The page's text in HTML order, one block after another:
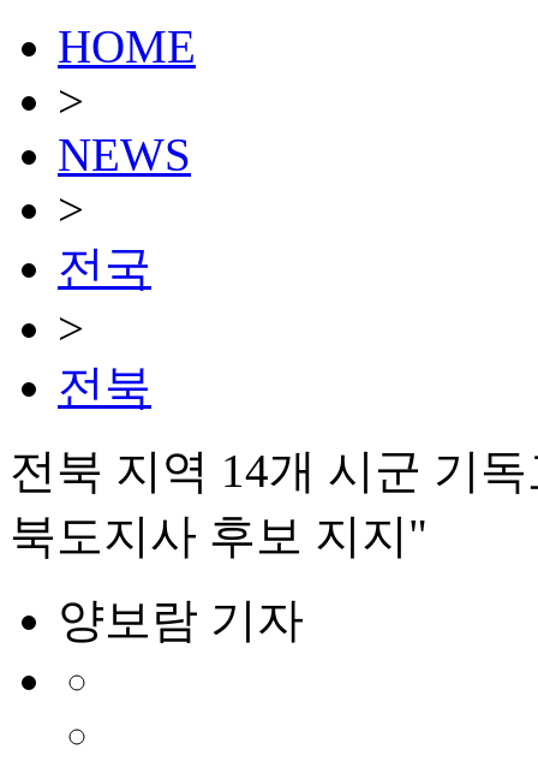
HOME
>
NEWS
>
전국
>
전북
전북 지역 14개 시군 기
북도지사 후보 지지"
양보람 기자